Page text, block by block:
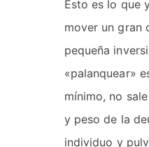
Esto es lo que
mover un gran
pequeña
«palanquear»
mínimo, no
y peso de la
individuo y